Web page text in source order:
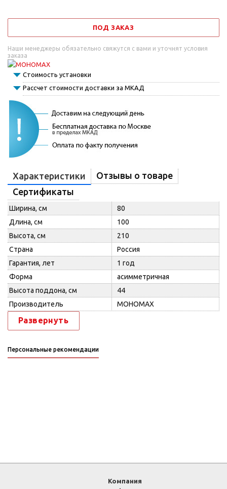
ПОД ЗАКАЗ
Наши менеджеры обязательно свяжутся с вами и уточнят условия
заказа
Стоимость установки
Рассчет стоимости доставки за МКАД
Характеристики
Отзывы о товаре
Сертификаты
Ширина, см
80
Длина, см
100
Высота, см
210
Страна
Россия
Гарантия, лет
1 год
Форма
асимметричная
Высота поддона, см
44
Производитель
МОНОМАХ
Развернуть
Персональные рекомендации
Компания